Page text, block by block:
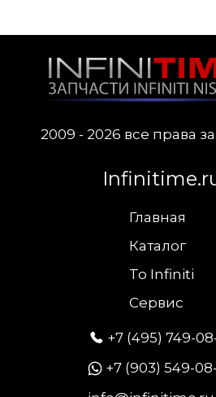
2009 - 2026 все права
Главная
Каталог
To Infiniti
Сервис
+7 (495) 749-
+7 (903) 549-